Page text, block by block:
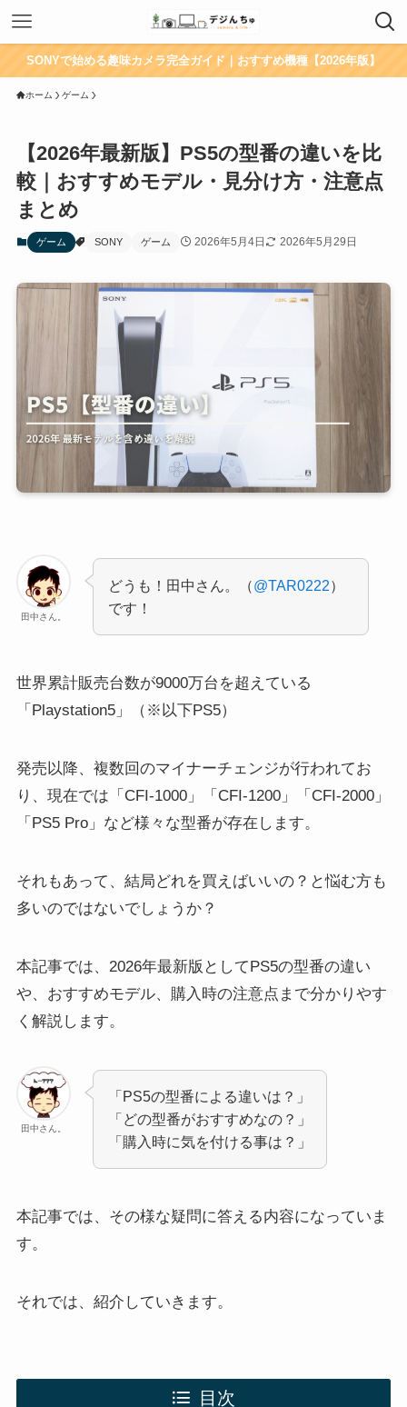
SONYで始める趣味カメラ完全ガイド｜おすすめ機種【2026年版】
ホーム ゲーム
【2026年最新版】PS5の型番の違いを比
較｜おすすめモデル・見分け方・注意点
まとめ
ゲーム SONY ゲーム 2026年5月4日 2026年5月29日
田中さん。
どうも！田中さん。（@TAR0222）
です！
世界累計販売台数が9000万台を超えている
「Playstation5」（※以下PS5）
発売以降、複数回のマイナーチェンジが行われてお
り、現在では「CFI-1000」「CFI-1200」「CFI-2000」
「PS5 Pro」など様々な型番が存在します。
それもあって、結局どれを買えばいいの？と悩む方も
多いのではないでしょうか？
本記事では、2026年最新版としてPS5の型番の違い
や、おすすめモデル、購入時の注意点まで分かりやす
く解説します。
田中さん。
「PS5の型番による違いは？」
「どの型番がおすすめなの？」
「購入時に気を付ける事は？」
本記事では、その様な疑問に答える内容になっていま
す。
それでは、紹介していきます。
目次